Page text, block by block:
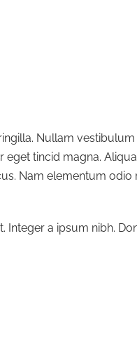
Nullam
tincid magna.
Nam elementum
a ipsum nibh.